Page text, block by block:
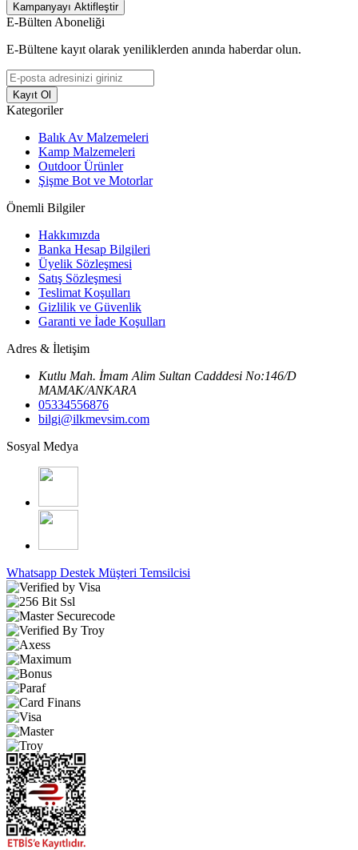
Kampanyayı Aktifleştir
E-Bülten Aboneliği
E-Bültene kayıt olarak yeniliklerden anında haberdar olun.
Kayıt Ol
Kategoriler
Balık Av Malzemeleri
Kamp Malzemeleri
Outdoor Ürünler
Şişme Bot ve Motorlar
Önemli Bilgiler
Hakkımızda
Banka Hesap Bilgileri
Üyelik Sözleşmesi
Satış Sözleşmesi
Teslimat Koşulları
Gizlilik ve Güvenlik
Garanti ve İade Koşulları
Adres & İletişim
Kutlu Mah. İmam Alim Sultan Cadddesi No:146/D
MAMAK/ANKARA
05334556876
bilgi@ilkmevsim.com
Sosyal Medya
Whatsapp Destek Müşteri Temsilcisi